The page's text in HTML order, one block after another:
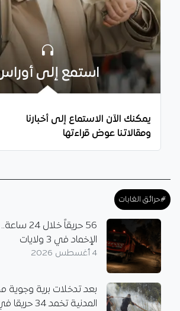
استمع إلى
يمكنك الآن الاستماع إلى أخبارنا
ومقالاتنا عوض قراءتها
#حرائق الغابات
56 حريقاً
الإخماد في 3 ولايات
4 أغسطس 2026
بعد تدخلات برية وجوية
المدنية تخمد 34 حريقا في 24 ساعة